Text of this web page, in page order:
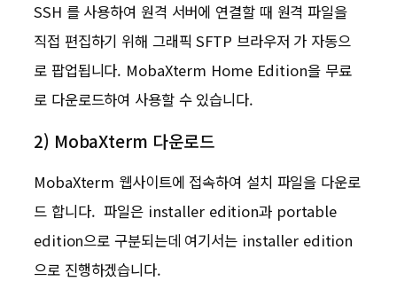
SSH 를 사용하여 원격 서버에 연결할 때 원격 파일을
직접 편집하기 위해 그래픽 SFTP 브라우저 가 자동으
로 팝업됩니다. MobaXterm Home Edition을 무료
로 다운로드하여 사용할 수 있습니다.
2) MobaXterm 다운로드
MobaXterm 웹사이트에 접속하여 설치 파일을 다운로
드 합니다. 파일은 installer edition과 portable
edition으로 구분되는데 여기서는 installer edition
으로 진행하겠습니다.